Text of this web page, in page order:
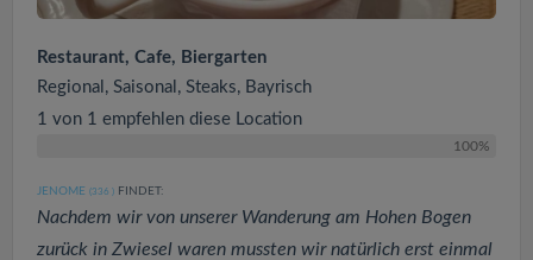
Restaurant, Cafe, Biergarten
Regional, Saisonal, Steaks, Bayrisch
1 von 1 empfehlen diese Location
100%
JENOME (336 ) FINDET:
Nachdem wir von unserer Wanderung am Hohen Bogen
zurück in Zwiesel waren mussten wir natürlich erst einmal